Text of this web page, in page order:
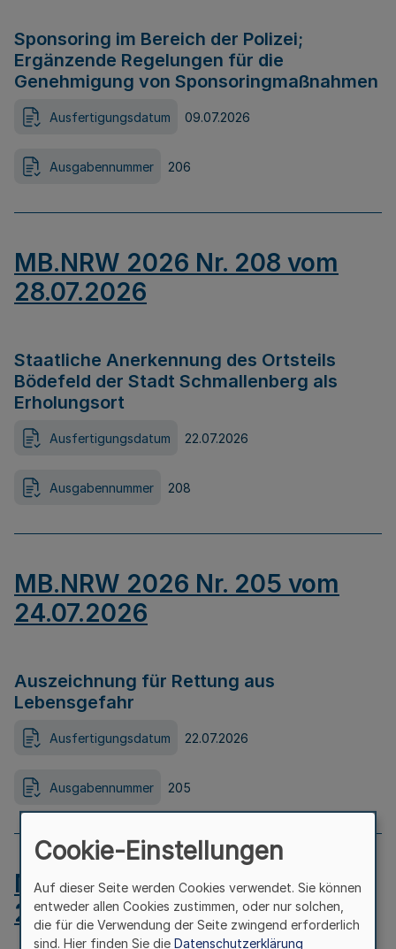
Sponsoring im Bereich der Polizei;
Ergänzende Regelungen für die
Genehmigung von Sponsoringmaßnahmen
Ausfertigungsdatum 09.07.2026
Ausgabennummer 206
MB.NRW 2026 Nr. 208 vom
28.07.2026
Staatliche Anerkennung des Ortsteils
Bödefeld der Stadt Schmallenberg als
Erholungsort
Ausfertigungsdatum 22.07.2026
Ausgabennummer 208
MB.NRW 2026 Nr. 205 vom
24.07.2026
Auszeichnung für Rettung aus
Lebensgefahr
Ausfertigungsdatum 22.07.2026
Ausgabennummer 205
MB.NRW 2026 Nr. 204 vom
24.07.2026
Cookie-Einstellungen
Auf dieser Seite werden Cookies verwendet. Sie können
entweder allen Cookies zustimmen, oder nur solchen,
die für die Verwendung der Seite zwingend erforderlich
sind. Hier finden Sie die Datenschutzerklärung